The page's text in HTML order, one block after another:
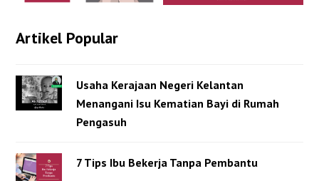
Artikel Popular
Usaha Kerajaan Negeri Kelantan
Menangani Isu Kematian Bayi di Rumah
Pengasuh
7 Tips Ibu Bekerja Tanpa Pembantu